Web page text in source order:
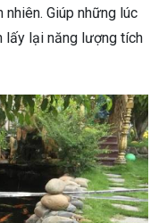
Giúp những lúc
lấy lại năng lượng tích